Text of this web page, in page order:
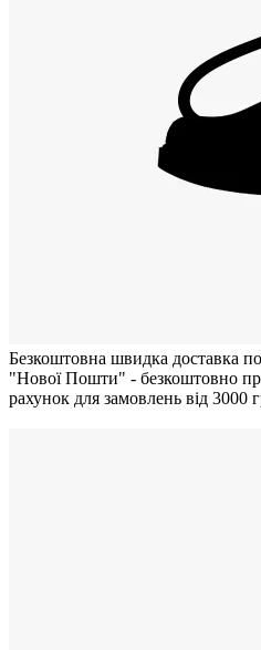
Безкоштовна швидка доставка по
"Нової Пошти" - безкоштовно
рахунок для замовлень від 3000